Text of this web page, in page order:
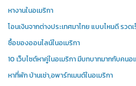
หางานในอเมริกา
โอนเงินจากต่างประเทศมาไทย แบบไหนดี ร
ซื้อของออนไลน์ในอเมริกา
10 เว็บไซต์หาคู่ในอเมริกา มีบทบาทมากกับคนอ
หาที่พัก บ้านเช่า,อพาร์ทเมนต์ในอเมริกา